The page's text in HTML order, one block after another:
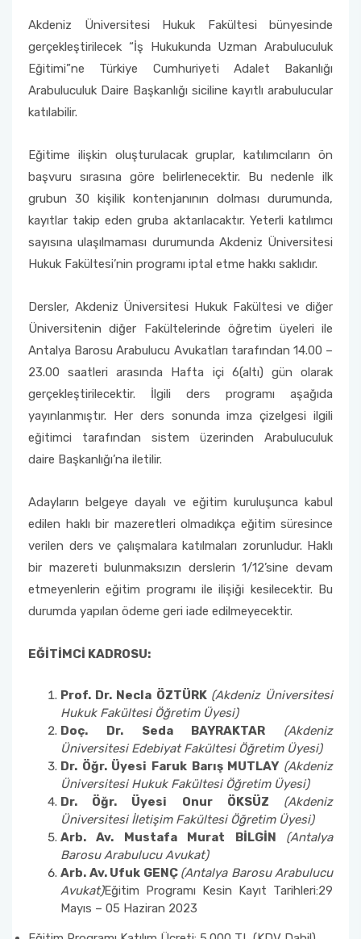
Akdeniz Üniversitesi Hukuk Fakültesi bünyesinde
gerçekleştirilecek “İş Hukukunda Uzman Arabuluculuk
Eğitimi”ne Türkiye Cumhuriyeti Adalet Bakanlığı
Arabuluculuk Daire Başkanlığı siciline kayıtlı arabulucular
katılabilir.
Eğitime ilişkin oluşturulacak gruplar, katılımcıların ön
başvuru sırasına göre belirlenecektir. Bu nedenle ilk
grubun 30 kişilik kontenjanının dolması durumunda,
kayıtlar takip eden gruba aktarılacaktır. Yeterli katılımcı
sayısına ulaşılmaması durumunda Akdeniz Üniversitesi
Hukuk Fakültesi’nin programı iptal etme hakkı saklıdır.
Dersler, Akdeniz Üniversitesi Hukuk Fakültesi ve diğer
Üniversitenin diğer Fakültelerinde öğretim üyeleri ile
Antalya Barosu Arabulucu Avukatları tarafından 14.00 –
23.00 saatleri arasında Hafta içi 6(altı) gün olarak
gerçekleştirilecektir. İlgili ders programı aşağıda
yayınlanmıştır. Her ders sonunda imza çizelgesi ilgili
eğitimci tarafından sistem üzerinden Arabuluculuk
daire Başkanlığı’na iletilir.
Adayların belgeye dayalı ve eğitim kuruluşunca kabul
edilen haklı bir mazeretleri olmadıkça eğitim süresince
verilen ders ve çalışmalara katılmaları zorunludur. Haklı
bir mazereti bulunmaksızın derslerin 1/12’sine devam
etmeyenlerin eğitim programı ile ilişiği kesilecektir. Bu
durumda yapılan ödeme geri iade edilmeyecektir.
EĞİTİMCİ KADROSU:
Prof. Dr. Necla ÖZTÜRK (Akdeniz Üniversitesi
Hukuk Fakültesi Öğretim Üyesi)
Doç. Dr. Seda BAYRAKTAR (Akdeniz
Üniversitesi Edebiyat Fakültesi Öğretim Üyesi)
Dr. Öğr. Üyesi Faruk Barış MUTLAY (Akdeniz
Üniversitesi Hukuk Fakültesi Öğretim Üyesi)
Dr. Öğr. Üyesi Onur ÖKSÜZ (Akdeniz
Üniversitesi İletişim Fakültesi Öğretim Üyesi)
Arb. Av. Mustafa Murat BİLGİN (Antalya
Barosu Arabulucu Avukat)
Arb. Av. Ufuk GENÇ (Antalya Barosu Arabulucu
Avukat)Eğitim Programı Kesin Kayıt Tarihleri:29
Mayıs – 05 Haziran 2023